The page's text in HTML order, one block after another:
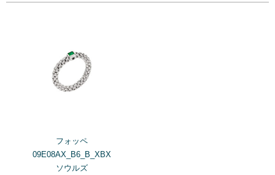
フォッペ
09E08AX_B6_B_XBX
ソウルズ